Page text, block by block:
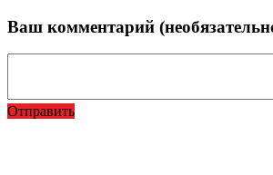
Ваш комментарий
Отправить